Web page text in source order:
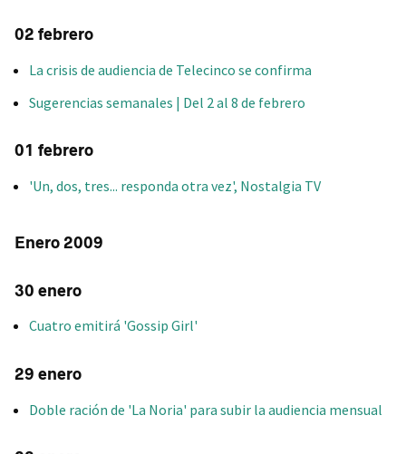
02 febrero
La crisis de audiencia de Telecinco se confirma
Sugerencias semanales | Del 2 al 8 de febrero
01 febrero
'Un, dos, tres... responda otra vez', Nostalgia TV
Enero 2009
30 enero
Cuatro emitirá 'Gossip Girl'
29 enero
Doble ración de 'La Noria' para subir la audiencia mensual